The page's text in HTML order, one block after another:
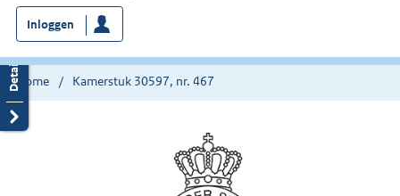
bent
nu
hier:
Inloggen
Home Kamerstuk 30597, nr. 467